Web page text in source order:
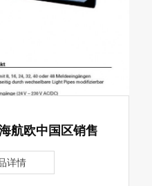
航欧中国区销售
详情